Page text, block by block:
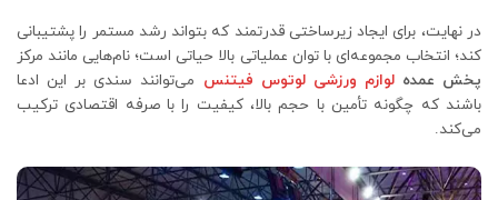
در نهایت، برای ایجاد زیرساختی قدرتمند که بتواند رشد مستمر را پشتیبانی
کند؛ انتخاب مجموعه‌ای با توان عملیاتی بالا حیاتی است؛ نام‌هایی مانند مرکز
پخش عمدهلوازم ورزشی لوتوس فیتنس می‌توانند سندی بر این ادعا
باشند که چگونه تأمین با حجم بالا، کیفیت را با صرفه اقتصادی ترکیب
می‌کند.